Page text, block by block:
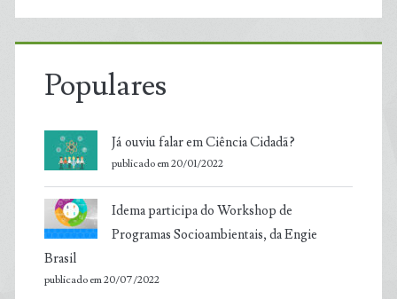
Populares
Já ouviu falar em Ciência Cidadã?
publicado em 20/01/2022
Idema participa do Workshop de
Programas Socioambientais, da Engie
Brasil
publicado em 20/07/2022